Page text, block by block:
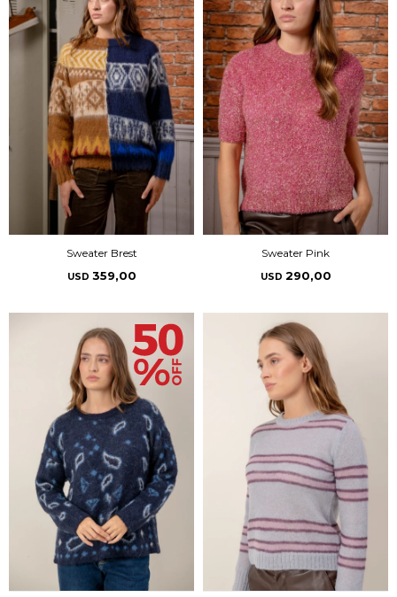
Sweater Brest
USD 359,00
Sweater Pink
USD 290,00